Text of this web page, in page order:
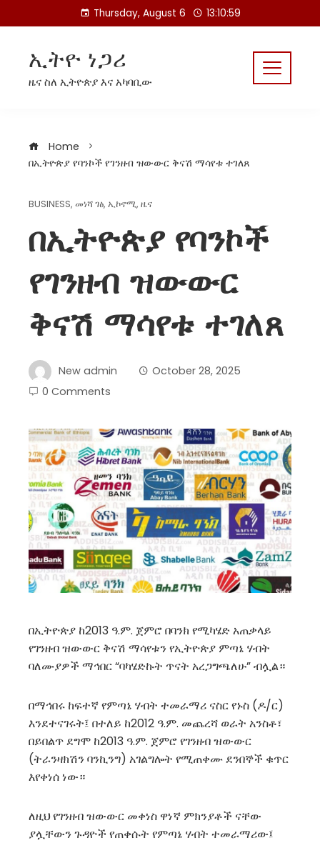
to
Thursday, August 6 13:11:00
ኢትዮ ነጋሪ
ዜና ስለ ኢትዮጵያ እና አካባቢው
Home
በኢትዮጵያ የባንኮች የገንዘብ ዝውውር ቅናሽ ማሳየቱ ተገለጸ
BUSINESS, መነሻ ገፅ, ኢኮኖሚ, ዜና
በኢትዮጵያ የባንኮች
የገንዘብ ዝውውር
ቅናሽ ማሳየቱ ተገለጸ
New admin
October 28, 2025
0 Comments
በኢትዮጵያ ከ2013 ዓ.ም. ጀምሮ በባንክ የሚካሄድ አጠቃላይ
የገንዘብ ዝውውር ቅናሽ ማሳየቱን የኢትዮጵያ ምጣኔ ሃብት
ባለሙያዎች ማኅበር “ባካሄድኩት ጥናት አረጋግጫለሁ” ብሏል።
በማኅበሩ ከፍተኛ የምጣኔ ሃብት ተመራማሪ ናስር የኑስ (ዶ/ር)
እንደተናገሩት፤ በተለይ ከ2012 ዓ.ም. መጨረሻ ወራት አንስቶ፣
በይበልጥ ደግሞ ከ2013 ዓ.ም. ጀምሮ የገንዘብ ዝውውር
(ትራንዛክሽን ባንኪንግ) አገልግሎት የሚጠቀሙ ደንበኞች ቁጥር
እየቀነሰ ነው።
ለዚህ የገንዘብ ዝውውር መቀነስ ዋነኛ ምክንያቶች ናቸው
ያሏቸውን ጉዳዮች የጠቀሱት የምጣኔ ሃብት ተመራማሪው፤